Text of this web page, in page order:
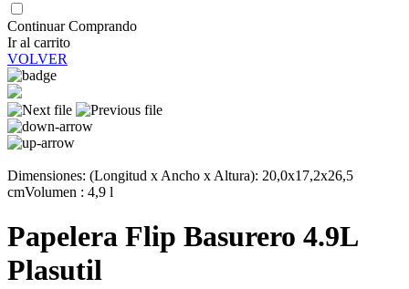
Continuar Comprando
Ir al carrito
VOLVER
Dimensiones: (Longitud x Ancho x Altura): 20,0x17,2x26,5
cmVolumen : 4,9 l
Papelera Flip Basurero 4.9L
Plasutil